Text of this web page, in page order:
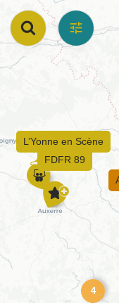
4
L’Yonne en Scène
FDFR 89